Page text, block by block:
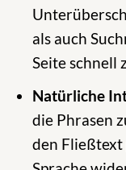
als auch
Seite schnell
Natürliche
die Phrasen
den Fließtext